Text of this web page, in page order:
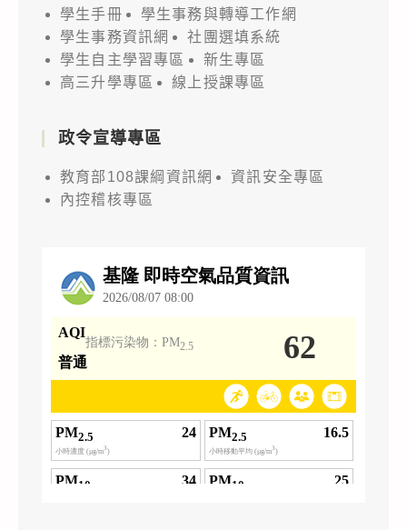
學生手冊
學生事務與轉導工作網
學生事務資訊網
社團選填系統
學生自主學習專區
新生專區
高三升學專區
線上授課專區
政令宣導專區
教育部108課綱資訊網
資訊安全專區
內控稽核專區